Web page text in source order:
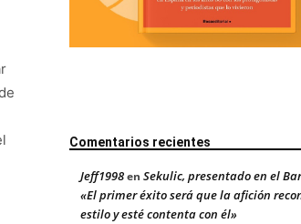
Comentarios recientes
Jeff1998en Sekulic, presentado en el
«El primer éxito será que la afición
estilo y esté contenta con él»